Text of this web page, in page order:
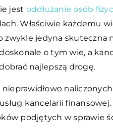
jest oddłużanie osób
Właściwie każdemu
zwykle jedyna skuteczna
o tym wie, a
najlepszą drogę.
kancelarii finansowej.
podjętych w sprawie